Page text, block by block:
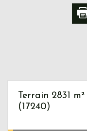
Terrain 2831
(17240)